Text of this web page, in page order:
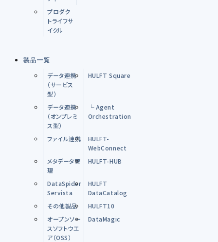
プロダク
トライフサ
イクル
製品一覧
データ連携
（サービス
型）
HULFT Square
データ連携
（オンプレミ
ス型）
└ Agent
Orchestration
ファイル連携
HULFT-
WebConnect
メタデータ管
理
HULFT-HUB
DataSpider
Servista
HULFT
DataCatalog
その他製品
HULFT10
オープンソー
スソフトウエ
ア（OSS）
DataMagic